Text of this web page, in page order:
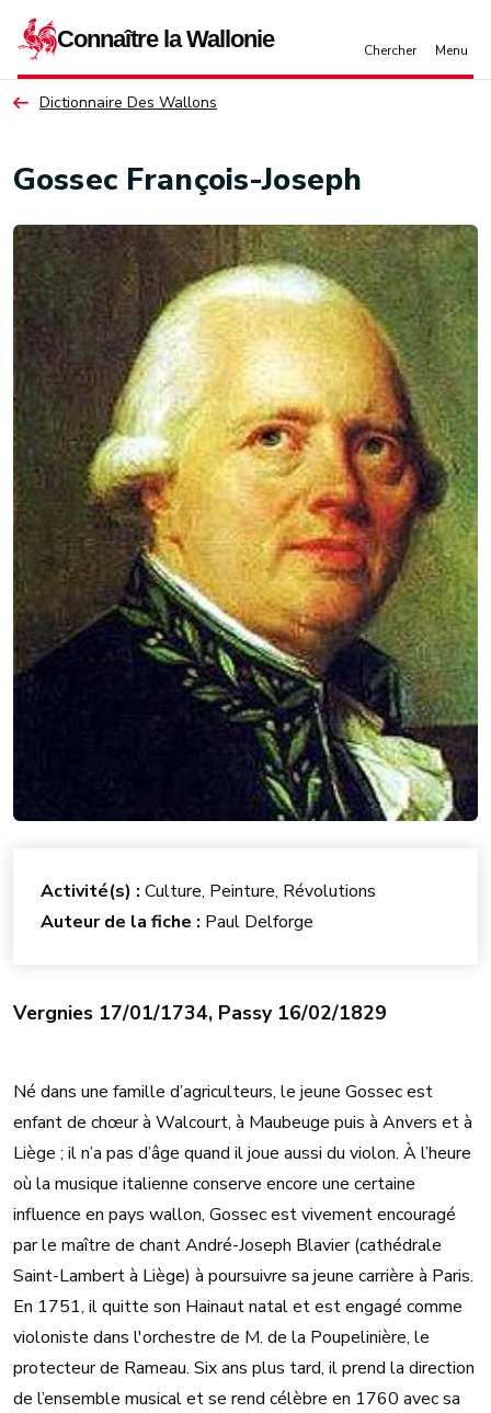
Dictionnaire Des Wallons
Gossec François-Joseph
Vergnies 17/01/1734, Passy 16/02/1829
Né dans une famille d’agriculteurs, le jeune Gossec est
enfant de chœur à Walcourt, à Maubeuge puis à Anvers et à
Liège ; il n’a pas d’âge quand il joue aussi du violon. À l’heure
où la musique italienne conserve encore une certaine
influence en pays wallon, Gossec est vivement encouragé
par le maître de chant André-Joseph Blavier (cathédrale
Saint-Lambert à Liège) à poursuivre sa jeune carrière à Paris.
En 1751, il quitte son Hainaut natal et est engagé comme
violoniste dans l'orchestre de M. de la Poupelinière, le
protecteur de Rameau. Six ans plus tard, il prend la direction
de l’ensemble musical et se rend célèbre en 1760 avec sa
Activité(s) : Culture, Peinture, Révolutions
Auteur de la fiche : Paul Delforge